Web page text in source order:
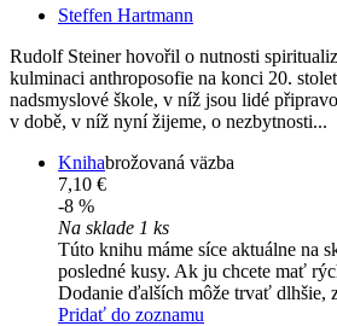
Steffen Hartmann
Rudolf Steiner hovořil o nutnosti
kulminaci anthroposofie na konci 20.
nadsmyslové škole, v níž jsou lidé
v době, v níž nyní žijeme, o nezbytnosti...
Knihabrožovaná väzba
7,10 €
-8 %
Na sklade 1 ks
Túto knihu máme síce aktuálne na
posledné kusy. Ak ju chcete mať
Dodanie ďalších môže trvať dlhšie,
Pridať do zoznamu